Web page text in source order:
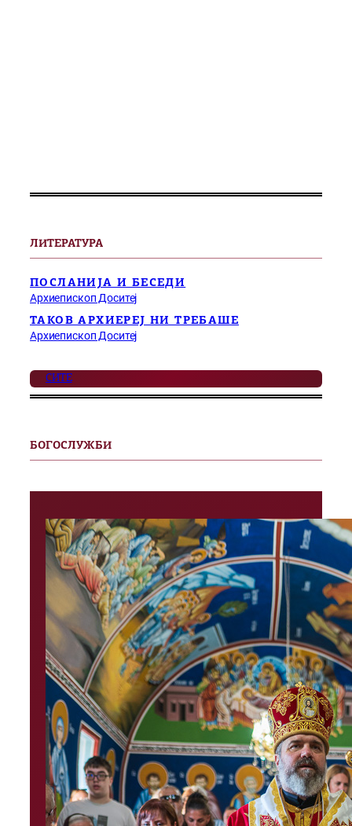
ЛИТЕРАТУРА
ПОСЛАНИЈА И БЕСЕДИ
Архиепископ Доситеј
ТАКОВ АРХИЕРЕЈ НИ ТРЕБАШЕ
Архиепископ Доситеј
СИТЕ
БОГОСЛУЖБИ